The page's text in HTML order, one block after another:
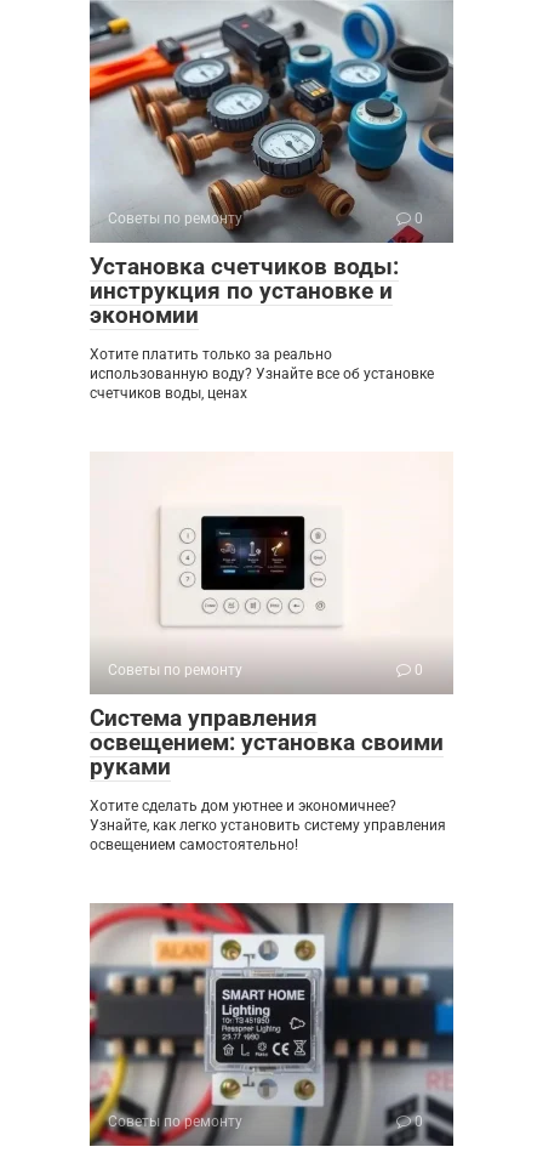
Советы по ремонту 0
Установка счетчиков воды:
инструкция по установке и
экономии
Хотите платить только за реально
использованную воду? Узнайте все об установке
счетчиков воды, ценах
Советы по ремонту 0
Система управления
освещением: установка своими
руками
Хотите сделать дом уютнее и экономичнее?
Узнайте, как легко установить систему управления
освещением самостоятельно!
Советы по ремонту 0